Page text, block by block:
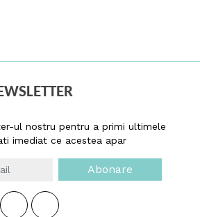
ul nostru pentru a primi ultimele
imediat ce acestea apar
Abonare